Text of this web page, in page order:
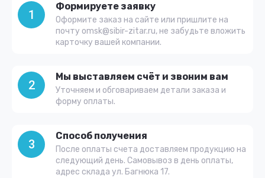
1
Формируете заявку
Оформите заказ на сайте или пришлите на
почту omsk@sibir-zitar.ru, не забудьте вложить
карточку вашей компании.
2
Мы выставляем счёт и звоним вам
Уточняем и обговариваем детали заказа и
форму оплаты.
3
Способ получения
После оплаты счета доставляем продукцию на
следующий день. Самовывоз в день оплаты,
адрес склада ул. Багнюка 17.